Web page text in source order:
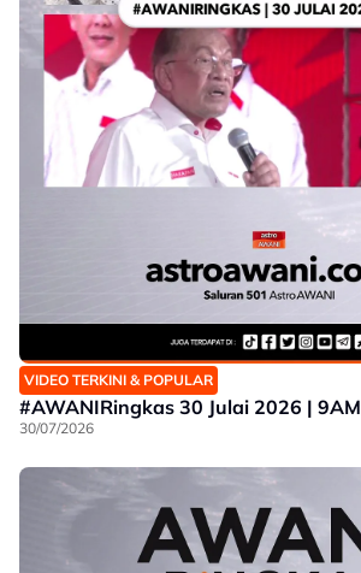
VIDEO TERKINI & POPULAR
#AWANIRingkas 30 Julai 2026 | 9AM
30/07/2026